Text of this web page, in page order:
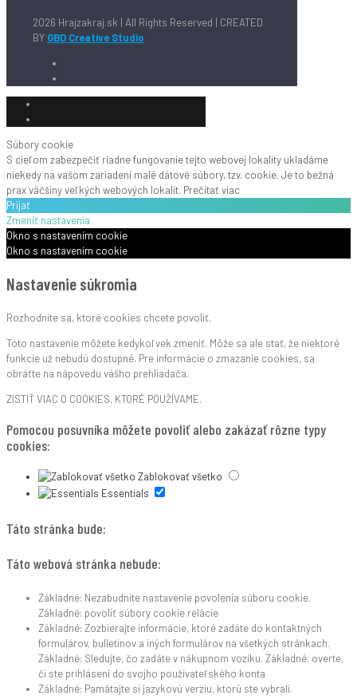
2026 Hrajzakraj.sk | All Rights Reserved | CREATED
BY GBD Creative Studio
Súbory cookie
S cieľom zabezpečiť riadne fungovanie tejto webovej lokality ukladáme
niekedy na vašom zariadení malé dátové súbory, tzv. cookie. Je to bežná
prax väčšiny veľkých webových lokalít. Prečítať viac
Prijať
Zmeniť nastavenia
Okno s nastavením cookie
Okno s nastavením cookie
Nastavenie súkromia
Rozhodnite sa, ktoré cookies chcete povoliť.
Toto nastavenie môžete kedykoľvek zmeniť. Môže sa ale stať, že niektoré
funkcie už nebudú dostupné. Pre informácie o zmazanie cookies, sa
obráťte na nápovedu vášho prehliadača.
ZISTIŤ VIAC O COOKIES, KTORÉ POUŽÍVAME.
Pomocou posuvníka môžete povoliť alebo zakázať rôzne typy
cookies:
Zablokovať všetko
Essentials
Táto stránka bude:
Táto webová stránka nebude:
Základné: Nezabudnite nastavenie povolenia súboru cookie.
Základné: povoliť súbory cookie relácie
Základné: Zozbierajte informácie, ktoré zadáte do kontaktných
formulárov, bulletinov a iných formulárov na všetkých stránkach.
Základné: Sledujte, čo zadáte v nákupnom vozíku. Základné: overte,
či ste prihlásení do svojho používateľského konta
Základné: Pamätajte si jazykovú verziu, ktorú ste vybrali.